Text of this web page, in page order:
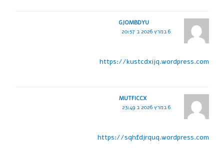
GJOMBDYU
6 במרץ 2026 ב 20:57
https://kustcdxijq.wordpress.com
MUTFICCX
6 במרץ 2026 ב 23:49
https://sqhfdjrquq.wordpress.com